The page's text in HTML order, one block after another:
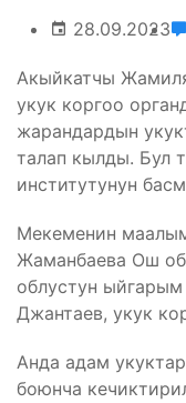
28.09.2023
Акыйкатчы
укук коргоо
жарандардын
талап кылды. Бул
институтунун
Мекеменин
Жаманбаева Ош
облустун ыйгарым
Джантаев, укук
Анда адам
боюнча